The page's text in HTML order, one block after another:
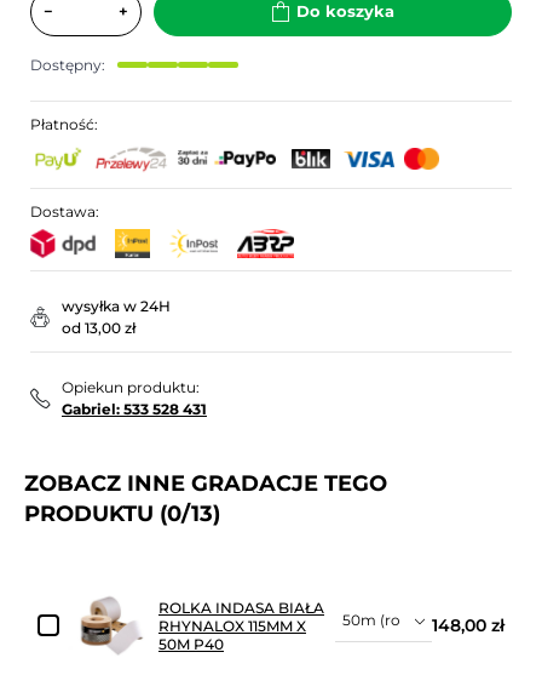
− + Do koszyka
Dostępny:
Płatność:
Dostawa:
wysyłka w 24H
od 13,00 zł
Opiekun produktu:
Gabriel: 533 528 431
ZOBACZ INNE GRADACJE TEGO
PRODUKTU (0/13)
ROLKA INDASA BIAŁA
RHYNALOX 115MM X
50M P40
148,00 zł